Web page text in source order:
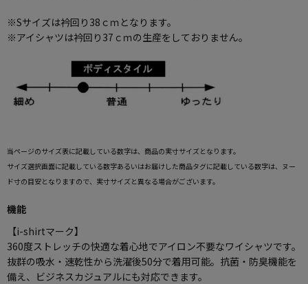
※Sサイズは衿回り38ｃｍとなります。
※アイシャツは衿回り37ｃｍの生産をしておりません。
当ページのサイズ表に記載している数字は、商品の実寸サイズとなります。
サイズ選択画面に記載している数字あるいはお届けした商品タグに記載している数字は、ヌー
ド寸の目安となりますので、実寸サイズと異なる場合がございます。
機能
【i-shirtマーク】
360度ストレッチの快適な着心地でアイロン不要なワイシャツです。
抜群の吸水・速乾性から洗濯後50分で着用可能。抗菌・防臭機能を
備え、ビジネスカジュアルにも対応できます。